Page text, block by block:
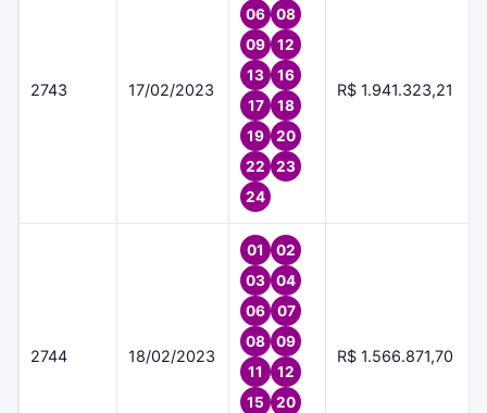
2743 17/02/2023
06
08
09
12
13
16
17
18
19
20
22
23
24
R$ 1.941.323,21
2744 18/02/2023
01
02
03
04
06
07
08
09
11
12
15
20
R$ 1.566.871,70